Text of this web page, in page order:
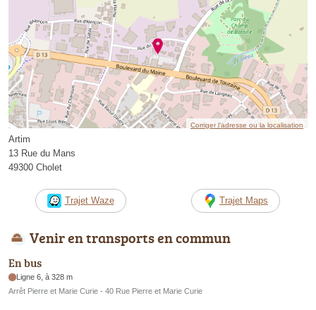
Corriger l’adresse ou la localisation
Artim
13 Rue du Mans
49300 Cholet
Trajet Waze Trajet Maps
Venir en transports en commun
En bus
Ligne 6, à 328 m
Arrêt Pierre et Marie Curie - 40 Rue Pierre et Marie Curie